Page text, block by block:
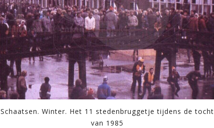
Schaatsen. Winter. Het 11 stedenbruggetje tijdens de tocht
van 1985